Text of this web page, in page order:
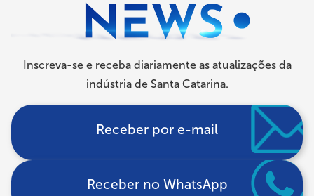
Inscreva-se e receba diariamente as atualizações da
indústria de Santa Catarina.
Receber por e-mail
Receber no WhatsApp